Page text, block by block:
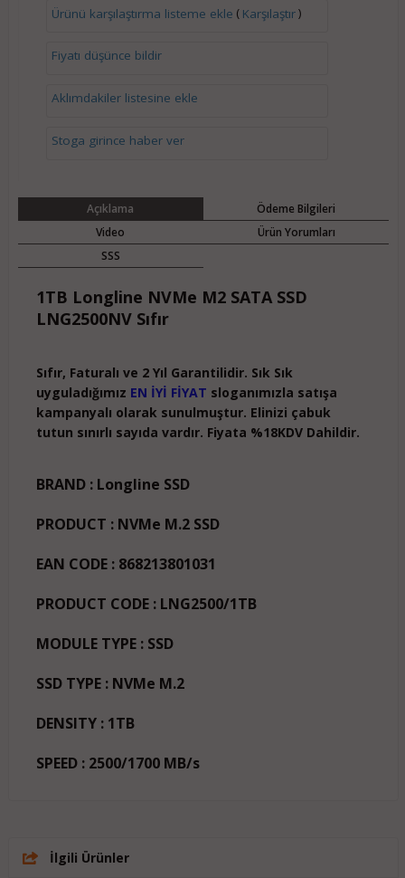
Ürünü karşılaştırma listeme ekle ( Karşılaştır)
Fiyatı düşünce bildir
Aklımdakiler listesine ekle
Stoga girince haber ver
Açıklama
Ödeme Bilgileri
Video
Ürün Yorumları
SSS
1TB Longline NVMe M2 SATA SSD
LNG2500NV Sıfır
Sıfır, Faturalı ve 2 Yıl Garantilidir. Sık Sık
uyguladığımız EN İYİ FİYAT sloganımızla satışa
kampanyalı olarak sunulmuştur. Elinizi çabuk
tutun sınırlı sayıda vardır. Fiyata %18KDV Dahildir.
BRAND :Longline SSD
PRODUCT :NVMe M.2 SSD
EAN CODE :868213801031
PRODUCT CODE :LNG2500/1TB
MODULE TYPE :SSD
SSD TYPE :NVMe M.2
DENSITY :1TB
SPEED :2500/1700 MB/s
İlgili Ürünler